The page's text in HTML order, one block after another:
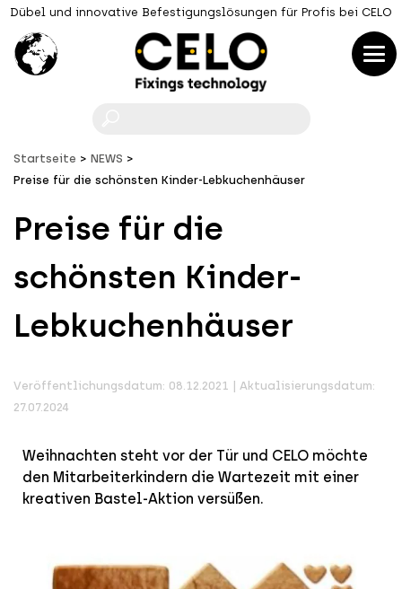
Dübel und innovative Befestigungslösungen für Profis bei CELO
Startseite
NEWS
Preise für die schönsten Kinder-Lebkuchenhäuser
Preise für die
schönsten Kinder-
Lebkuchenhäuser
Veröffentlichungsdatum: 08.12.2021 | Aktualisierungsdatum:
27.07.2024
Weihnachten steht vor der Tür und CELO möchte
den Mitarbeiterkindern die Wartezeit mit einer
kreativen Bastel-Aktion versüßen.